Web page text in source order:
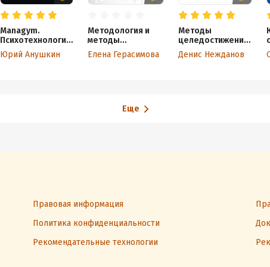
Managym.
Психотехнологии
в менеджменте
Юрий Анушкин
Методология и
методы
современного
менеджмента
Елена Герасимова
Методы
целедостижения:
тренинги,
обучение
Денис Нежданов
Еще
Правовая информация
Политика конфиденциальности
Рекомендательные технологии